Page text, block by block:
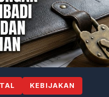
KEBIJAKAN